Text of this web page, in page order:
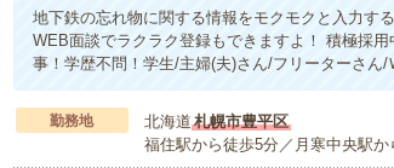
地下鉄の忘れ物に関する情報をモクモクと入力す
WEB面談でラクラク登録もできますよ！ 積極採
事！学歴不問！学生/主婦(夫)さん/フリーターさん
勤務地 北海道札幌市豊平区
福住駅から徒歩5分／月寒中央駅